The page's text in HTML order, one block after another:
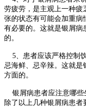
劳疲劳，是主观上一种疲
张的状态有可能会加重病
有必要的。这就是银屑病
的。
5、患者应该严格控制
忌海鲜、忌辛辣。这就是
方面的。
银屑病患者应注意哪些
除了以上几种银屑病患